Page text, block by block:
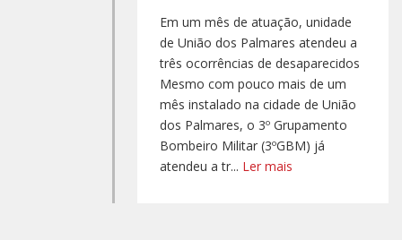
Em um mês de atuação, unidade
de União dos Palmares atendeu a
três ocorrências de desaparecidos
Mesmo com pouco mais de um
mês instalado na cidade de União
dos Palmares, o 3º Grupamento
Bombeiro Militar (3ºGBM) já
atendeu a tr... Ler mais